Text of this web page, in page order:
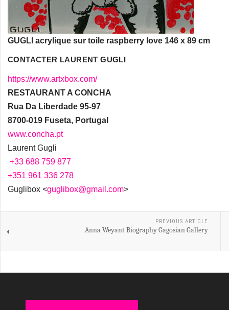
GUGLI acrylique sur toile raspberry love 146 x 89 cm
CONTACTER LAURENT GUGLI
https://www.artxbox.com/
RESTAURANT A CONCHA
Rua Da Liberdade 95-97
8700-019 Fuseta, Portugal
www.concha.pt
Laurent Gugli
+33 688 759 877
+351 961 336 278
Guglibox <guglibox@gmail.com>
PREVIOUS ARTICLE
Anna Weyant Biography Gagosian Gallery